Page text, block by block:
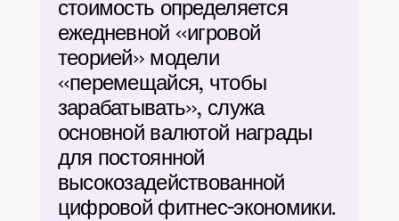
стоимость определяется
ежедневной «игровой
теорией» модели
«перемещайся, чтобы
зарабатывать», служа
основной валютой награды
для постоянной
высокозадействованной
цифровой фитнес-экономики.